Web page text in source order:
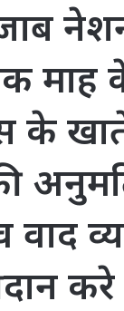
माह
के
वाद